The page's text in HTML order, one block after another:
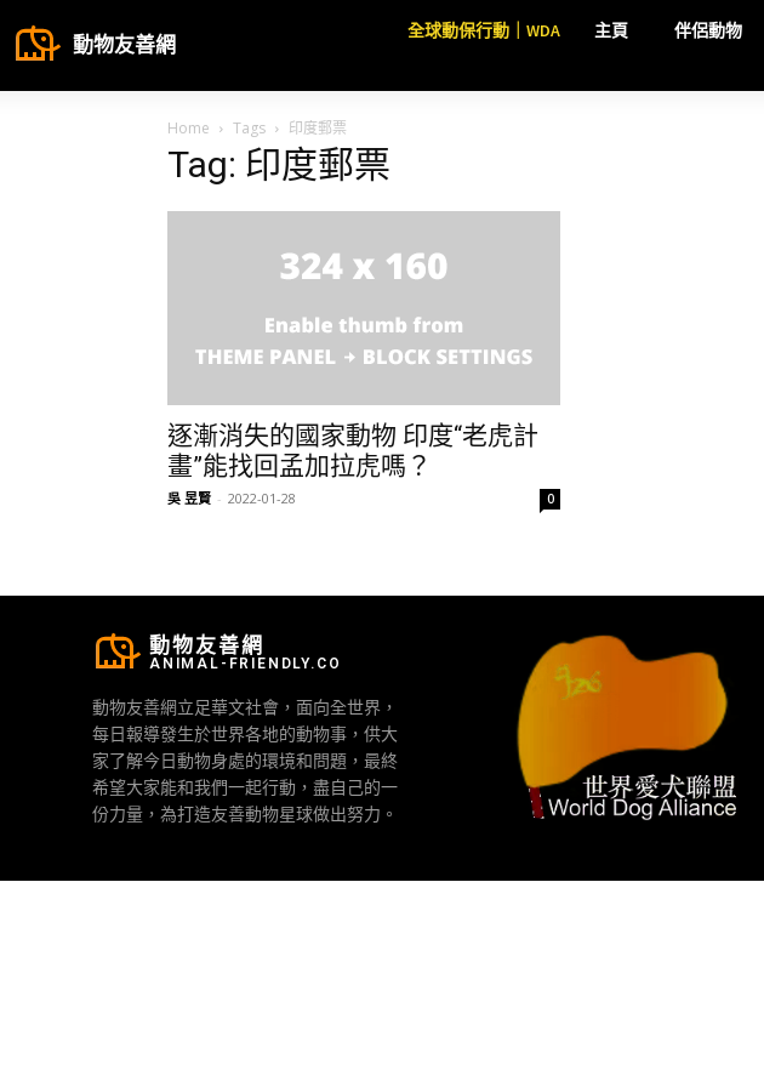
動物友善網
全球動保行動｜WDA 主頁 伴侶動物
Home Tags 印度郵票
Tag: 印度郵票
逐漸消失的國家動物 印度“老虎計
畫”能找回孟加拉虎嗎？
吳 昱賢 - 2022-01-28 0
動物友善網
ANIMAL-FRIENDLY.CO
動物友善網立足華文社會，面向全世界，
每日報導發生於世界各地的動物事，供大
家了解今日動物身處的環境和問題，最終
希望大家能和我們一起行動，盡自己的一
份力量，為打造友善動物星球做出努力。